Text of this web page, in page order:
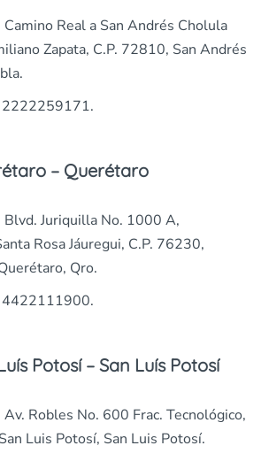
Camino Real a San Andrés Cholula
Zapata, C.P. 72810, San Andrés
2222259171.
– Querétaro
Blvd. Juriquilla No. 1000 A,
Rosa Jáuregui, C.P. 76230,
Qro.
4422111900.
Potosí – San Luís Potosí
Av. Robles No. 600 Frac. Tecnológico,
Luis Potosí, San Luis Potosí.